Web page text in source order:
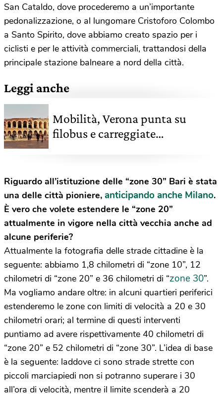
San Cataldo, dove procederemo a un’importante
pedonalizzazione, o al lungomare Cristoforo Colombo
a Santo Spirito, dove abbiamo creato spazio per i
ciclisti e per le attività commerciali, trattandosi della
principale stazione balneare a nord della città.
Leggi anche
Mobilità, Verona punta su
filobus e carreggiate
Riguardo all’istituzione delle “zone 30” Bari è stata
una delle città pioniere, anticipando anche Milano.
È vero che volete estendere le “zone 20”
attualmente in vigore nella città vecchia anche ad
alcune periferie?
Attualmente la fotografia delle strade cittadine è la
seguente: abbiamo 1,8 chilometri di “zone 10”, 12
chilometri di “zone 20” e 36 chilometri di “zone 30”.
Ma vogliamo andare oltre: in alcuni quartieri periferici
estenderemo le zone con limiti di velocità a 20 e 30
chilometri orari; al termine di questi interventi
puntiamo ad avere rispettivamente 40 chilometri di
“zone 20” e 52 chilometri di “zone 30”. L’idea di base
è la seguente: laddove ci sono strade strette con
piccoli marciapiedi non si potranno superare i 30
all’ora di velocità, mentre il limite scenderà a 20